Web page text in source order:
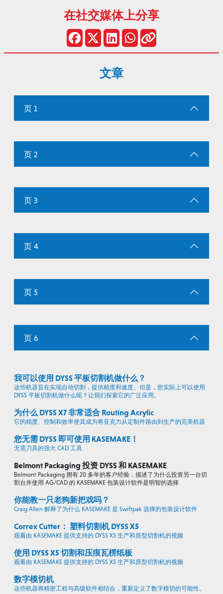
在社交媒体上分享
文章
页 1
页 2
页 3
页 4
页 5
页 6
我可以使用 DYSS 平板切割机做什么？
这些机器旨在实现自动切割，提供精度和速度。但是，您实际上可以使用
DYSS 平板切割机做什么呢？让我们探索它的广泛应用。
为什么 DYSS X7 非常适合 Routing Acrylic
它的精度、控制和效率使其成为将亚克力从定制件路由到生产的完美机器
您无需 DYSS 即可使用 KASEMAKE！
无需刀具的强大 CAD 工具
Belmont Packaging 投资 DYSS 和 KASEMAKE
Belmont Packaging 拥有 20 多年的客户经验，描述了为什么投资另一台切
割台并使用 AG/CAD 的 KASEMAKE 包装设计软件是明智的选择
你能教一只老狗新把戏吗？
Craig Allen 解释了为什么 KASEMAKE 是 Swiftpak 选择的包装设计软件
Correx Cutter： 塑料切割机 DYSS X5
观看由 KASEMAKE 提供支持的 DYSS X5 生产和原型切割机的视频
使用 DYSS X5 切割和压痕瓦楞纸板
观看由 KASEMAKE 提供支持的 DYSS X5 生产和原型切割机的视频
数字模切机
这些机器将精密工程与高级软件相结合，重新定义了数字模切的可能性。